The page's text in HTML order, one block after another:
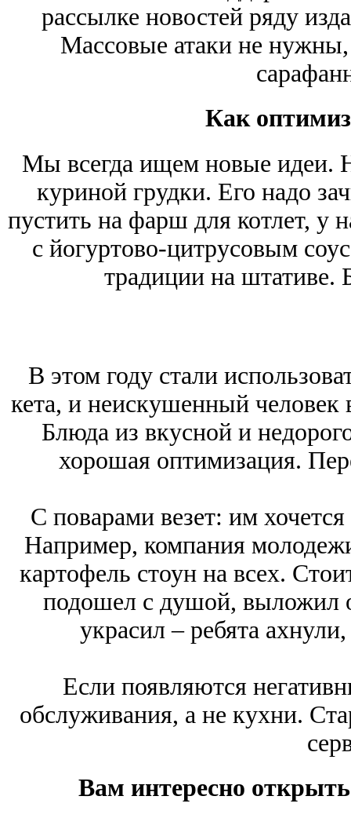
рассылке новостей ряду
Массовые атаки не нужны,
Как
Мы всегда ищем новые идеи.
куриной грудки. Его надо
пустить на фарш для котлет, у
с йогуртово-цитрусовым
традиции на штативе.
В этом году стали
кета, и неискушенный человек
Блюда из вкусной и
хорошая оптимизация.
С поварами везет: им
Например, компания
картофель стоун на всех.
подошел с душой, выложил
украсил – ребята
Если появляются
обслуживания, а не кухни.
Вам интересно